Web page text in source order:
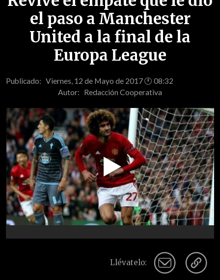
el paso a Manchester
United a la final de la
Europa League
Publicado: Viernes, 12 de Mayo de 2017 🕐 08:32
Autor: Redacción Cooperativa
Play
Video
Llévatelo: